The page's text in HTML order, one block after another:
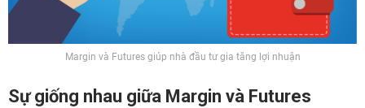
Margin và Futures giúp nhà đầu tư gia tăng lợi nhuận
Sự giống nhau giữa Margin và Futures